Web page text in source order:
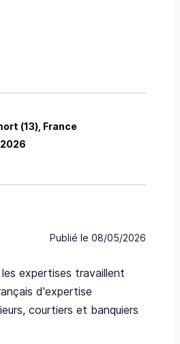
(13), France
Publié le 08/05/2026
expertises travaillent
d'expertise
courtiers et banquiers